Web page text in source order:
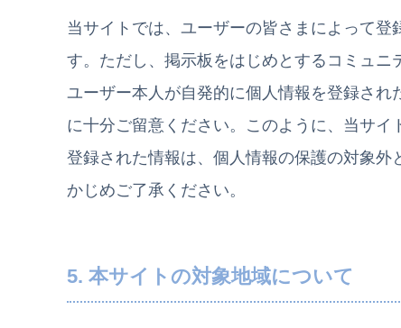
当サイトでは、ユーザーの皆さまによって
す。ただし、掲示板をはじめとするコミュ
ユーザー本人が自発的に個人情報を登録さ
に十分ご留意ください。このように、当サ
登録された情報は、個人情報の保護の対象
かじめご了承ください。
5. 本サイトの対象地域について